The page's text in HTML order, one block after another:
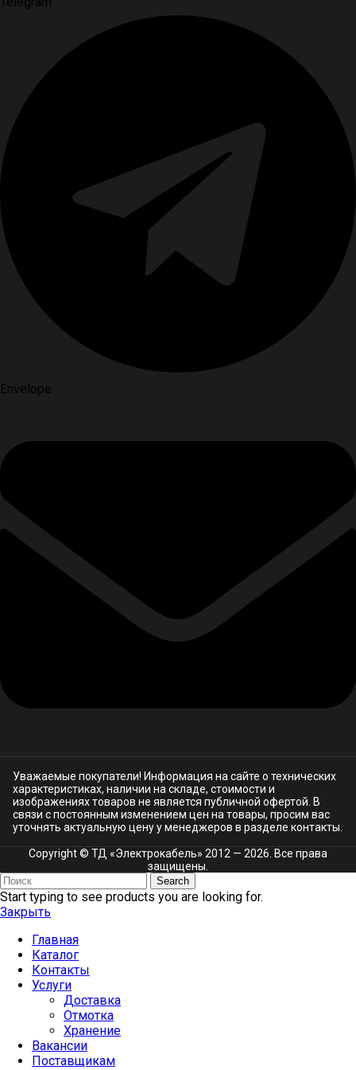
Envelope
Уважаемые покупатели! Информация на сайте о технических
характеристиках, наличии на складе, стоимости и
изображениях товаров не является публичной офертой. В
связи с постоянным изменением цен на товары, просим вас
уточнять актуальную цену у менеджеров в разделе контакты.
Copyright © ТД «Электрокабель»​ 2012 — 2026. Все права
защищены.
Search
Start typing to see products you are looking for.
Закрыть
Главная
Каталог
Контакты
Услуги
Доставка
Отмотка
Хранение
Вакансии
Поставщикам